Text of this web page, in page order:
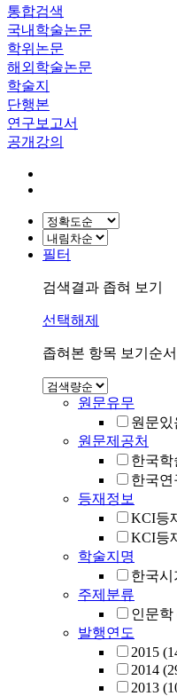
통합검색
국내학술논문
학위논문
해외학술논문
학술지
단행본
연구보고서
공개강의
필터
검색결과 좁혀 보기
선택해제
좁혀본 항목 보기순서
원문유무
원문있
원문제공처
한국학
한국
등재정보
KCI등
KCI등
학술지명
한국시
주제분류
인문학
발행연도
2015
2014
2013